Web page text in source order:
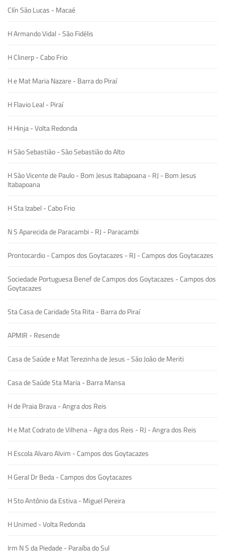
Clín São Lucas - Macaé
H Armando Vidal - São Fidélis
H Clinerp - Cabo Frio
H e Mat Maria Nazare - Barra do Piraí
H Flavio Leal - Piraí
H Hinja - Volta Redonda
H São Sebastião - São Sebastião do Alto
H São Vicente de Paulo - Bom Jesus Itabapoana - RJ - Bom Jesus
Itabapoana
H Sta Izabel - Cabo Frio
N S Aparecida de Paracambi - RJ - Paracambi
Prontocardio - Campos dos Goytacazes - RJ - Campos dos Goytacazes
Sociedade Portuguesa Benef de Campos dos Goytacazes - Campos dos
Goytacazes
Sta Casa de Caridade Sta Rita - Barra do Piraí
APMIR - Resende
Casa de Saúde e Mat Terezinha de Jesus - São João de Meriti
Casa de Saúde Sta Maria - Barra Mansa
H de Praia Brava - Angra dos Reis
H e Mat Codrato de Vilhena - Agra dos Reis - RJ - Angra dos Reis
H Escola Alvaro Alvim - Campos dos Goytacazes
H Geral Dr Beda - Campos dos Goytacazes
H Sto Antônio da Estiva - Miguel Pereira
H Unimed - Volta Redonda
Irm N S da Piedade - Paraíba do Sul